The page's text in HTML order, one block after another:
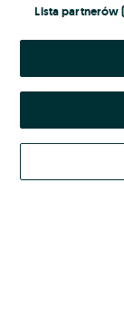
Kontynuując za
Lista partnerów